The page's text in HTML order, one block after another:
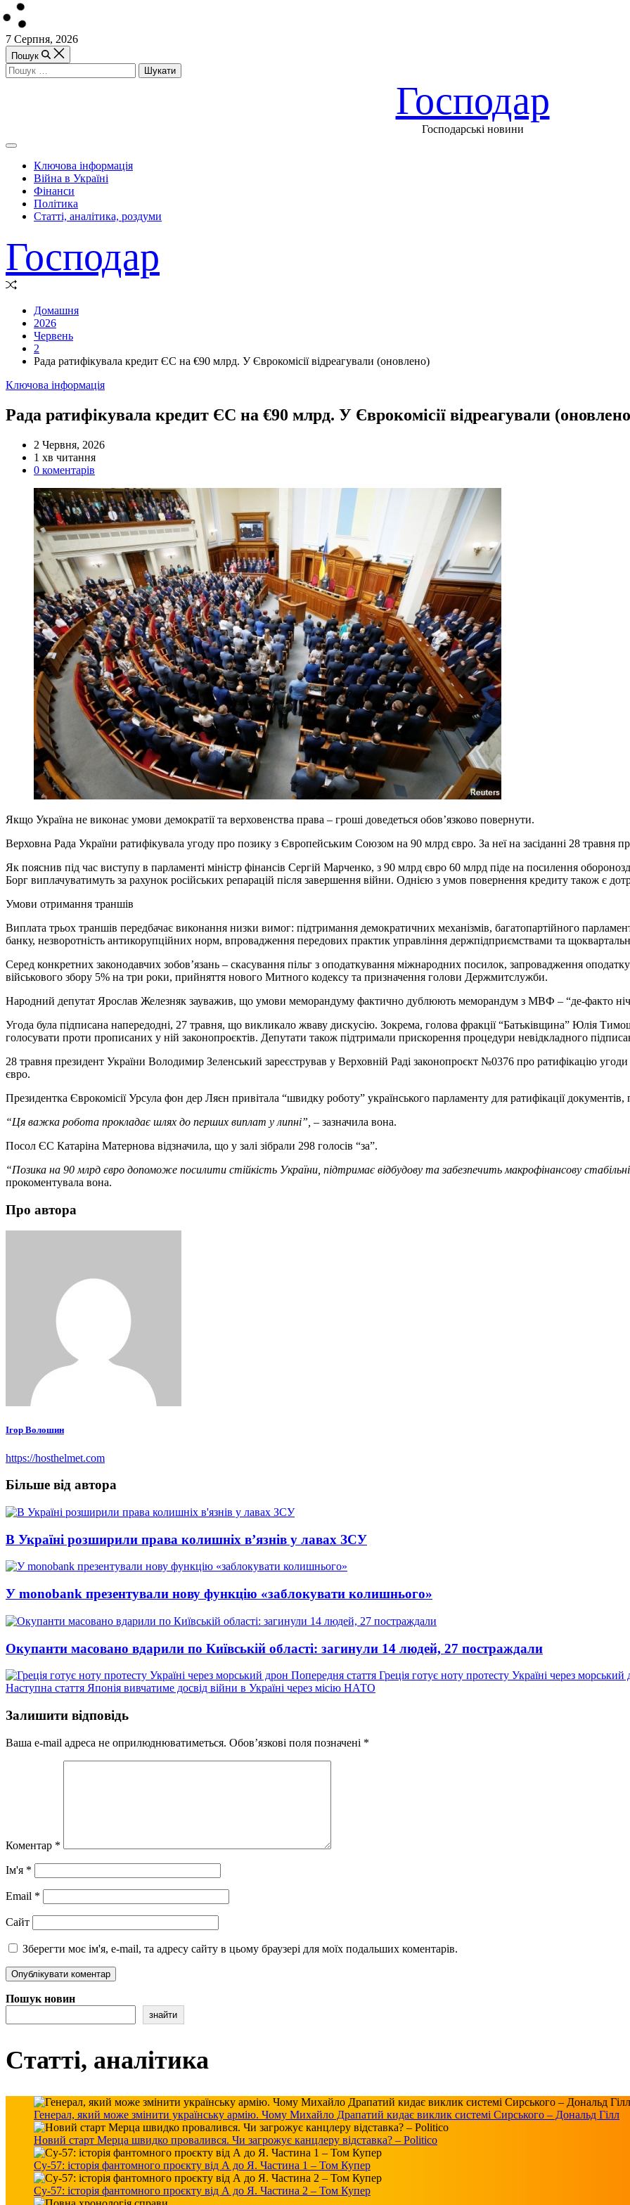
Перейти
до
вмісту
7 Серпня, 2026
Пошук
Пошук:
Господар
Господарські новини
Off
Canvas
(поза
полотном)
Ключова інформація
Війна в Україні
Фінанси
Політика
Статті, аналітика, роздуми
Господар
Випадкова
Домашня
2026
Червень
2
Рада ратифікувала кредит ЄС на €90 млрд. У Єврокомісії відреагували (оновлено)
Категорії
Ключова інформація
Рада ратифікувала кредит ЄС на €90 млрд. У Єврокомісії відреагували
2 Червня, 2026
Орієнтовний
час
1 хв читання
0 коментарів
Якщо Україна не виконає умови демократії та верховенства права – гроші доведеться обов’язково повернути.
Верховна Рада України ратифікувала угоду про позику з Європейським Союзом на 90 млрд євро. За неї на засіданні 28 травня
Як пояснив під час виступу в парламенті міністр фінансів Сергій Марченко, з 90 млрд євро 60 млрд піде на посилення
Борг виплачуватимуть за рахунок російських репарацій після завершення війни. Однією з умов повернення кредиту також є
Умови отримання траншів
Виплата трьох траншів передбачає виконання низки вимог: підтримання демократичних механізмів, багатопартійного
банку, незворотність антикорупційних норм, впровадження передових практик управління держпідприємствами та
Серед конкретних законодавчих зобов’язань – скасування пільг з оподаткування міжнародних посилок, запровадження
військового збору 5% на три роки, прийняття нового Митного кодексу та призначення голови Держмитслужби.
Народний депутат Ярослав Железняк зауважив, що умови меморандуму фактично дублюють меморандум з МВФ – “де-факто
Угода була підписана напередодні, 27 травня, що викликало жваву дискусію. Зокрема, голова фракції “Батьківщина” Юлія
голосувати проти прописаних у ній законопроєктів. Депутати також підтримали прискорення процедури невідкладного
28 травня президент України Володимир Зеленський зареєстрував у Верховній Раді законопроєкт №0376 про ратифікацію
євро.
Президентка Єврокомісії Урсула фон дер Ляєн привітала “швидку роботу” українського парламенту для ратифікації
“Ця важка робота прокладає шлях до перших виплат у липні”, – зазначила вона.
Посол ЄС Катаріна Матернова відзначила, що у залі зібрали 298 голосів “за”.
“Позика на 90 млрд євро допоможе посилити стійкість України, підтримає відбудову та забезпечить макрофінансову
прокоментувала вона.
Про автора
Ігор Волошин
https://hosthelmet.com
Більше від автора
В Україні розширили права колишніх в’язнів у лавах ЗСУ
У monobank презентували нову функцію «заблокувати колишнього»
Окупанти масовано вдарили по Київській області: загинули 14 людей, 27 постраждали
Попередня стаття Попередній
Греція готує ноту протесту Україні через морський
Наступна стаття Наступний
Японія вивчатиме досвід війни в Україні через місію НАТО
Залишити відповідь
Ваша e-mail адреса не оприлюднюватиметься. Обов’язкові поля позначені *
Коментар *
Ім'я *
Email *
Сайт
Зберегти моє ім'я, e-mail, та адресу сайту в цьому браузері для моїх подальших коментарів.
Пошук новин
знайти
Статті, аналітика
Генерал, який може змінити українську армію. Чому Михайло Драпатий кидає виклик системі Сирського – Дональд Гілл
Новий старт Мерца швидко провалився. Чи загрожує канцлеру відставка? – Politico
Су-57: історія фантомного проєкту від А до Я. Частина 1 – Том Купер
Су-57: історія фантомного проєкту від А до Я. Частина 2 – Том Купер